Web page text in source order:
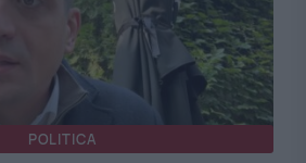
POLITICA